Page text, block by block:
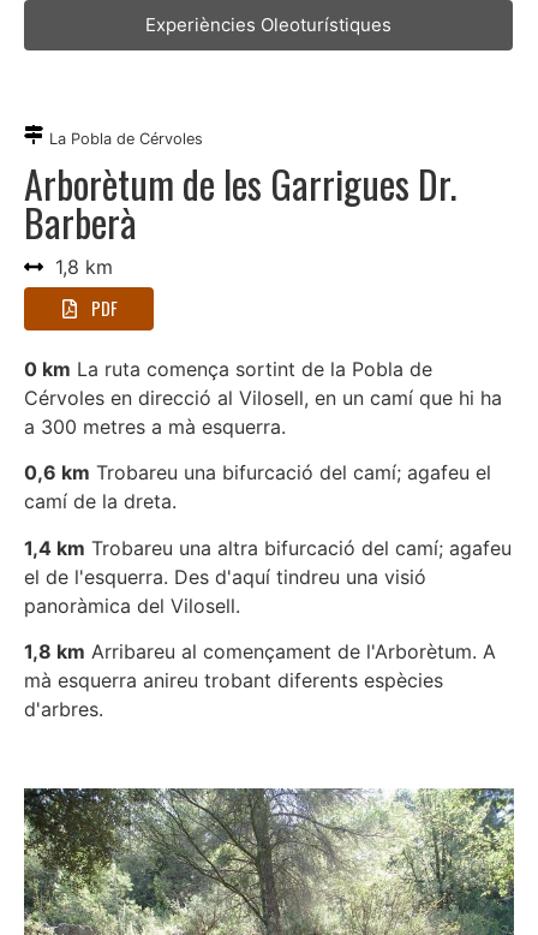
Experiències Oleoturístiques
La Pobla de Cérvoles
Arborètum de les Garrigues Dr.
Barberà
1,8 km
PDF
0 km La ruta comença sortint de la Pobla de
Cérvoles en direcció al Vilosell, en un camí que hi ha
a 300 metres a mà esquerra.
0,6 km Trobareu una bifurcació del camí; agafeu el
camí de la dreta.
1,4 km Trobareu una altra bifurcació del camí; agafeu
el de l'esquerra. Des d'aquí tindreu una visió
panoràmica del Vilosell.
1,8 km Arribareu al començament de l'Arborètum. A
mà esquerra anireu trobant diferents espècies
d'arbres.